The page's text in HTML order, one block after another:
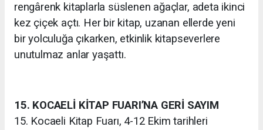
rengârenk kitaplarla süslenen ağaçlar, adeta ikinci
kez çiçek açtı. Her bir kitap, uzanan ellerde yeni
bir yolculuğa çıkarken, etkinlik kitapseverlere
unutulmaz anlar yaşattı.
15. KOCAELİ KİTAP FUARI’NA GERİ SAYIM
15. Kocaeli Kitap Fuarı, 4-12 Ekim tarihleri